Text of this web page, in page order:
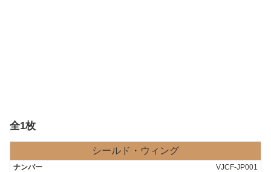
全1枚
シールド・ウィング
VJCF-JP001